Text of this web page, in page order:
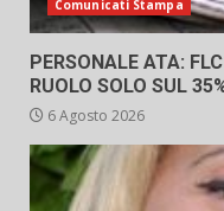
Comunicati Stampa
PERSONALE ATA:
RUOLO SOLO SUL
6 Agosto 2026